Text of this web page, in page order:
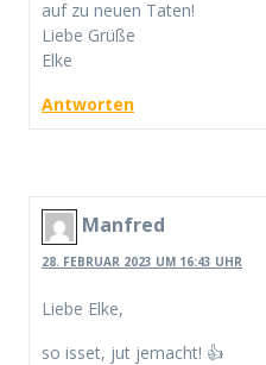
auf zu neuen Taten!
Liebe Grüße
Elke
Antworten
Manfred
28. FEBRUAR 2023 UM 16:43 UHR
Liebe Elke,
so isset, jut jemacht! 👍